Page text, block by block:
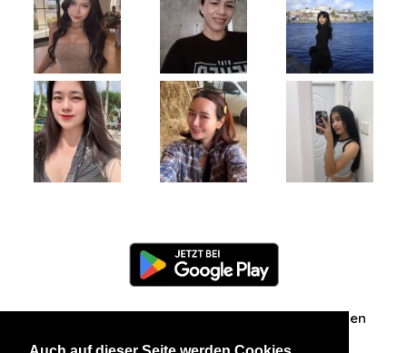
Zuschriften/Erfahrungen